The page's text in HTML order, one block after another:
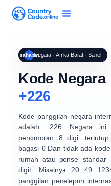
sahabatNegara · Afrika Barat · Sahel
Kode
+226
Kode panggilan negara
adalah +226 . Negara ini
penomoran 8 digit tertutup
bagasi 0Dan tidak ada
rumah atau ponsel standar
digit , Misalnya 20 49
panggilan penelepon